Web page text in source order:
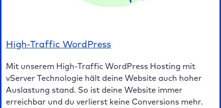
High-Traffic WordPress
Mit unserem High-Traffic WordPress Hosting mit
vServer Technologie hält deine Website auch hoher
Auslastung stand. So ist deine Website immer
erreichbar und du verlierst keine Conversions mehr.